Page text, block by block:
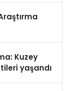
Kuzey
yaşandı